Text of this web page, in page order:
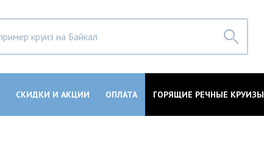
СКИДКИ И АКЦИИ ОПЛАТА ГОРЯЩИЕ РЕЧНЫЕ КРУИЗЫ